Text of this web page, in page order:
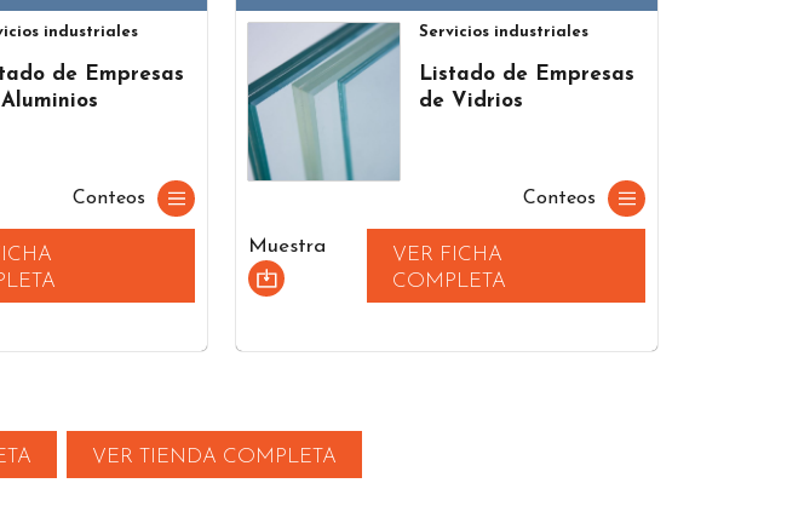
industriales
de Empresas
Conteos
Servicios industriales
Listado de Empresas
de Vidrios
Conteos
Muestra
VER FICHA
COMPLETA
VER TIENDA COMPLETA